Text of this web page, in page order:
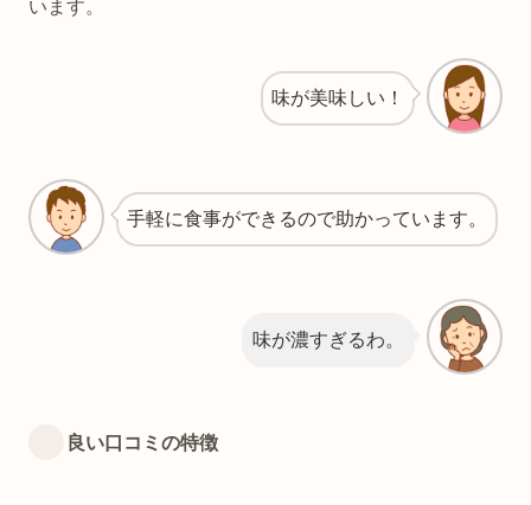
います。
味が美味しい！
手軽に食事ができるので助かっています。
味が濃すぎるわ。
良い口コミの特徴